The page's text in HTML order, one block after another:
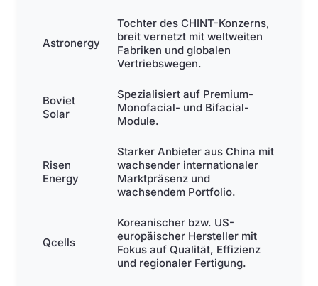
Astronergy
Tochter des CHINT-Konzerns,
breit vernetzt mit weltweiten
Fabriken und globalen
Vertriebswegen.
Boviet
Solar
Spezialisiert auf Premium-
Monofacial- und Bifacial-
Module.
Risen
Energy
Starker Anbieter aus China mit
wachsender internationaler
Marktpräsenz und
wachsendem Portfolio.
Qcells
Koreanischer bzw. US-
europäischer Hersteller mit
Fokus auf Qualität, Effizienz
und regionaler Fertigung.